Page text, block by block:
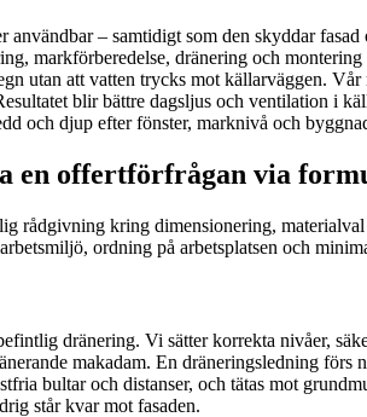
– samtidigt som den skyddar
markförberedelse, dränering och
utan att vatten trycks mot källarväggen.
blir bättre dagsljus och ventilation i
och djup efter fönster, marknivå och
en offertförfrågan via
rådgivning kring dimensionering,
ordning på arbetsplatsen och
dränering. Vi sätter korrekta nivåer,
makadam. En dräneringsledning
bultar och distanser, och tätas mot
står kvar mot fasaden.